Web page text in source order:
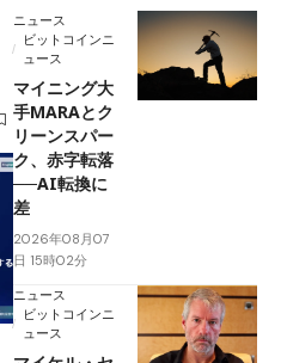
ニュース
ビットコインニ
ュース
マイニング大
手MARAとク
リーンスパー
ク、赤字転落
──AI転換に
差
2026年08月07
日 15時02分
ニュース
ビットコインニ
ュース